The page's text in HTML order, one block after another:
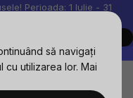
să navigați
utilizarea lor. Mai
Perioada: 1 Iulie - 31
Produsele noastre sunt
Coş
de